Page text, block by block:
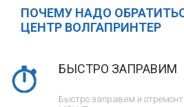
ПОЧЕМУ НАДО
ЦЕНТР ВОЛГАПРИНТЕР
БЫСТРО ЗАПРАВИМ
Быстро заправим и